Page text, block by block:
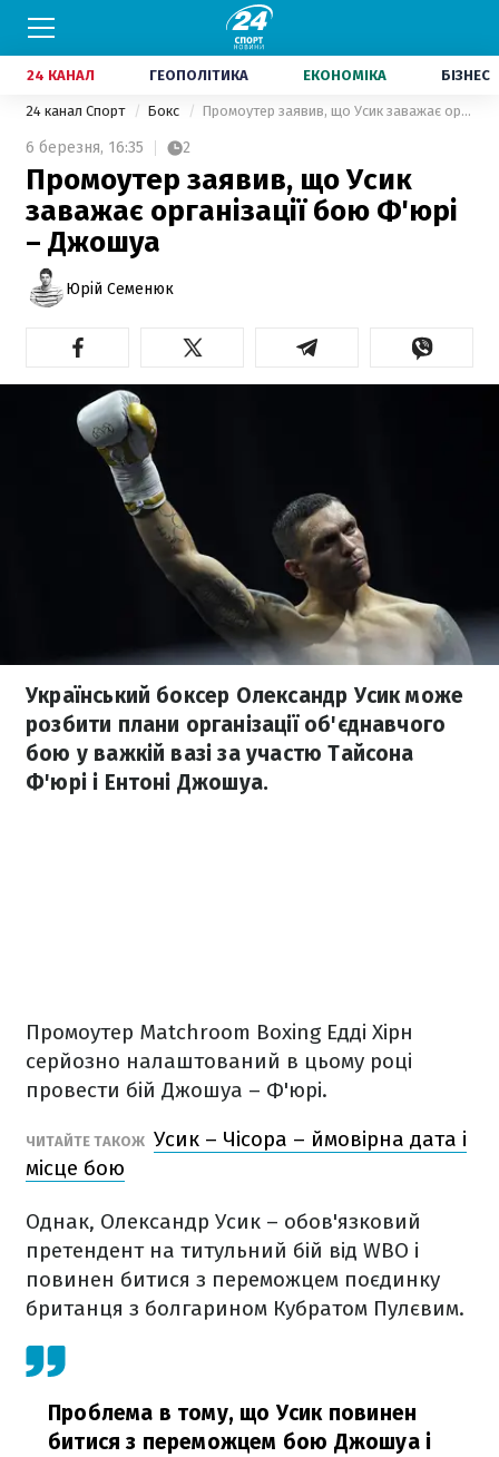
24 КАНАЛ ГЕОПОЛІТИКА ЕКОНОМІКА БІЗНЕС
24 канал Спорт Бокс Промоутер заявив, що Усик заважає організації бою Ф'юрі – Джошуа
6 березня, 16:35 2
Промоутер заявив, що Усик
заважає організації бою Ф'юрі
– Джошуа
Юрій Семенюк
Український боксер Олександр Усик може
розбити плани організації об'єднавчого
бою у важкій вазі за участю Тайсона
Ф'юрі і Ентоні Джошуа.
Промоутер Matchroom Boxing Едді Хірн
серйозно налаштований в цьому році
провести бій Джошуа – Ф'юрі.
ЧИТАЙТЕ ТАКОЖ Усик – Чісора – ймовірна дата і
місце бою
Однак, Олександр Усик – обов'язковий
претендент на титульний бій від WBO і
повинен битися з переможцем поєдинку
британця з болгарином Кубратом Пулєвим.
Проблема в тому, що Усик повинен
битися з переможцем бою Джошуа і